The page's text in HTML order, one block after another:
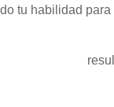
tu habilidad